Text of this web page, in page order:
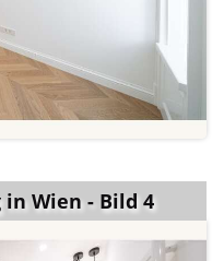
Wien - Bild 4